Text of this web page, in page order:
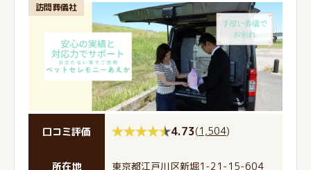
訪問葬儀社
口コミ評価 4.73(1,504)
所在地 東京都江戸川区新堀1-21-15-604